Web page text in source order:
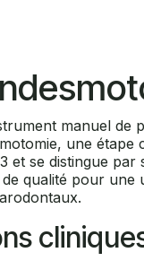
manuel
une
et se distingue
qualité pour